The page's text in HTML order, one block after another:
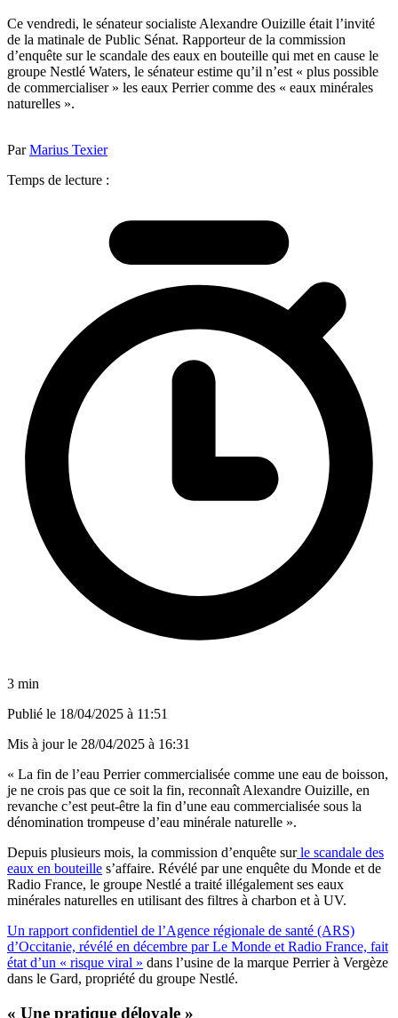
Ce vendredi, le sénateur socialiste Alexandre Ouizille était l’invité
de la matinale de Public Sénat. Rapporteur de la commission
d’enquête sur le scandale des eaux en bouteille qui met en cause le
groupe Nestlé Waters, le sénateur estime qu’il n’est « plus possible
de commercialiser » les eaux Perrier comme des « eaux minérales
naturelles ».
ParMarius Texier
Temps de lecture :
3 min
Publié le 18/04/2025 à 11:51
Mis à jour le 28/04/2025 à 16:31
« La fin de l’eau Perrier commercialisée comme une eau de boisson,
je ne crois pas que ce soit la fin, reconnaît Alexandre Ouizille, en
revanche c’est peut-être la fin d’une eau commercialisée sous la
dénomination trompeuse d’eau minérale naturelle ».
Depuis plusieurs mois, la commission d’enquête surle scandale des
eaux en bouteille s’affaire. Révélé par une enquête du Monde et de
Radio France, le groupe Nestlé a traité illégalement ses eaux
minérales naturelles en utilisant des filtres à charbon et à UV.
Un rapport confidentiel de l’Agence régionale de santé (ARS)
d’Occitanie, révélé en décembre par Le Monde et Radio France, fait
état d’un « risque viral » dans l’usine de la marque Perrier à Vergèze
dans le Gard, propriété du groupe Nestlé.
« Une pratique déloyale »